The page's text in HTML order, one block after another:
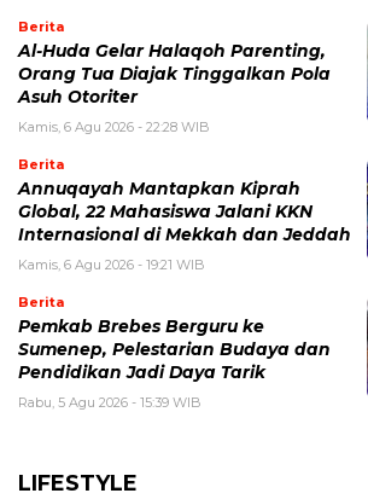
Berita
Al-Huda Gelar Halaqoh Parenting,
Orang Tua Diajak Tinggalkan Pola
Asuh Otoriter
Kamis, 6 Agu 2026 - 22:28 WIB
Berita
Annuqayah Mantapkan Kiprah
Global, 22 Mahasiswa Jalani KKN
Internasional di Mekkah dan Jeddah
Kamis, 6 Agu 2026 - 19:21 WIB
Berita
Pemkab Brebes Berguru ke
Sumenep, Pelestarian Budaya dan
Pendidikan Jadi Daya Tarik
Rabu, 5 Agu 2026 - 15:39 WIB
LIFESTYLE